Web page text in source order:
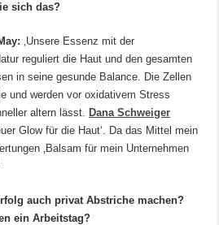
sich das?
‚Unsere Essenz mit der
reguliert die Haut und den gesamten
in seine gesunde Balance. Die Zellen
und werden vor oxidativem Stress
altern lässt.Dana Schweiger
Glow für die Haut‘. Da das Mittel mein
‚Balsam für mein Unternehmen
auch privat Abstriche machen?
ein Arbeitstag?